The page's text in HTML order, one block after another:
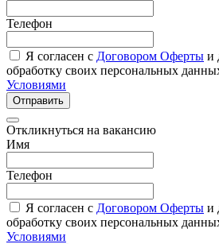
Телефон
Я согласен с Договором Оферты и
обработку своих персональных
Условиями
Отправить
Откликнуться на вакансию
Имя
Телефон
Я согласен с Договором Оферты и
обработку своих персональных
Условиями